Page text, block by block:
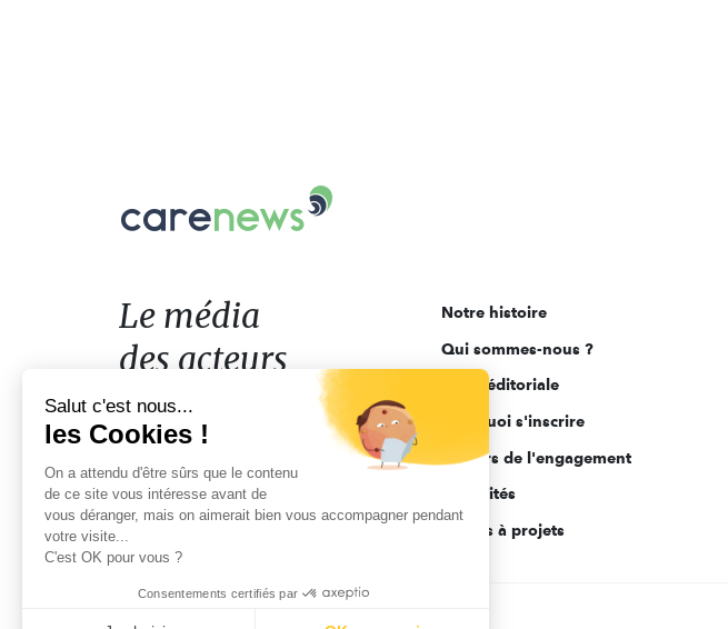
Le
acteurs
de
l'engagement
Le média
des acteurs
de l'engagement
Notre histoire
Qui sommes-nous ?
Ligne éditoriale
Pourquoi s'inscrire
Acteurs de l'engagement
Actualités
Appels à projets
Salut c'est nous...
les Cookies !
On a attendu d'être sûrs que le contenu
de ce site vous intéresse avant de
vous déranger, mais on aimerait bien vous accompagner pendant
votre visite...
C'est OK pour vous ?
Consentements certifiés par